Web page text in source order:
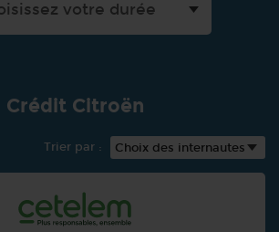
PROMOTIONS
Crédit Citroën
Trier par :